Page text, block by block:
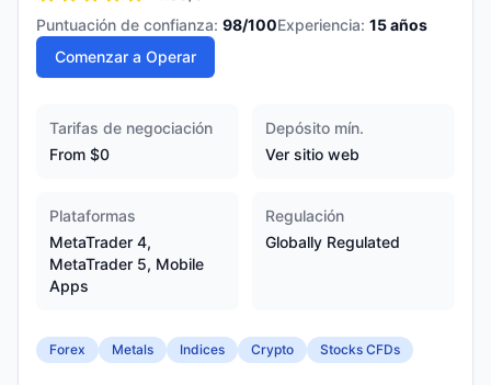
Puntuación de confianza: 98/100Experiencia: 15años
Comenzar a Operar
Tarifas de negociación
From $0
Depósito mín.
Ver sitio web
Plataformas
MetaTrader 4,
MetaTrader 5, Mobile
Apps
Regulación
Globally Regulated
Forex Metals Indices Crypto Stocks CFDs